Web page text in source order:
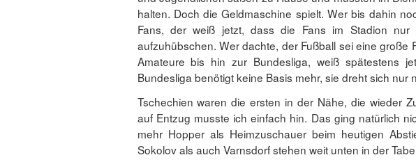
halten. Doch die Geldmaschine spielt. Wer bis dahin
Fans, der weiß jetzt, dass die Fans im Stadion
aufzuhübschen. Wer dachte, der Fußball sei eine große
Amateure bis hin zur Bundesliga, weiß spätestens
Bundesliga benötigt keine Basis mehr, sie dreht sich nur
Tschechien waren die ersten in der Nähe, die wieder
auf Entzug musste ich einfach hin. Das ging natürlich
mehr Hopper als Heimzuschauer beim heutigen
Sokolov als auch Varnsdorf stehen weit unten in der